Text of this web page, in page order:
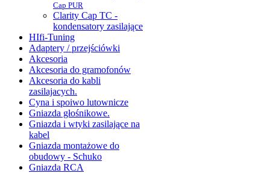
Cap PUR
Clarity Cap TC -
kondensatory zasilające
HIfi-Tuning
Adaptery / przejściówki
Akcesoria
Akcesoria do gramofonów
Akcesoria do kabli
zasilajacych.
Cyna i spoiwo lutownicze
Gniazda głośnikowe.
Gniazda i wtyki zasilające na
kabel
Gniazda montażowe do
obudowy - Schuko
Gniazda RCA